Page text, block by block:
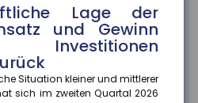
Lage der
und Gewinn
Investitionen
Situation kleiner und mittlerer
sich im zweiten Quartal 2026
für
gestiegen
und Überspannungsschäden in
gesunken, dafür stiegen die